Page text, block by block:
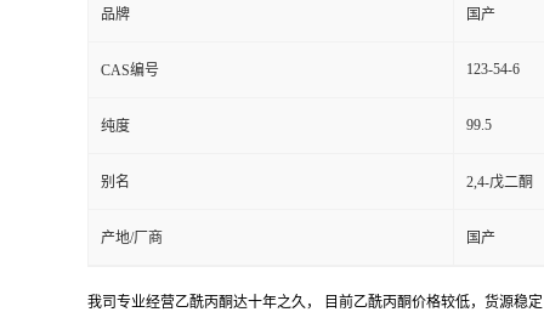
品牌 国产
CAS编号 123-54-6
纯度 99.5
别名 2,4-戊二酮
产地/厂商 国产
我司专业经营乙酰丙酮达十年之久， 目前乙酰丙酮价格较低，货源稳